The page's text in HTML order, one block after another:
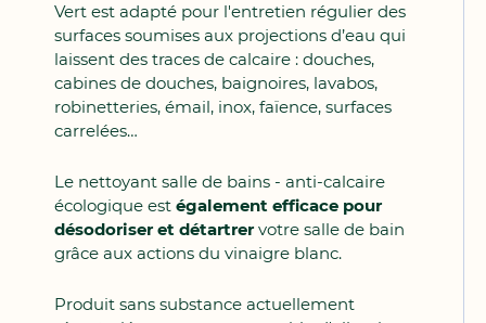
Vert est adapté pour l'entretien régulier des
surfaces soumises aux projections d’eau qui
laissent des traces de calcaire : douches,
cabines de douches, baignoires, lavabos,
robinetteries, émail, inox, faïence, surfaces
carrelées…
Le nettoyant salle de bains - anti-calcaire
écologique est également efficace pour
désodoriser et détartrer votre salle de bain
grâce aux actions du vinaigre blanc.
Produit sans substance actuellement